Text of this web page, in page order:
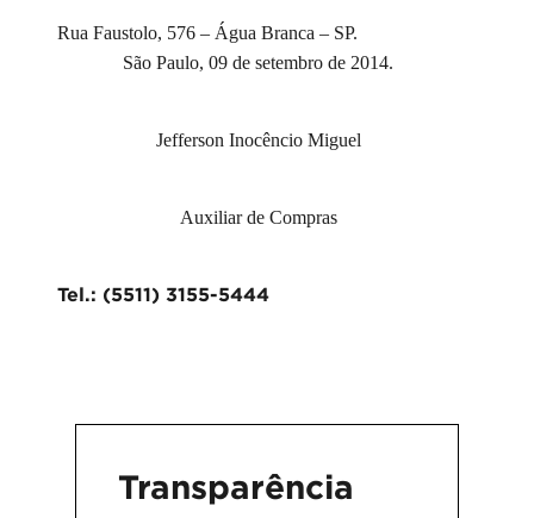
Rua Faustolo, 576 – Água Branca – SP.
São Paulo, 09 de setembro de 2014.
Jefferson Inocêncio Miguel
Auxiliar de Compras
Tel.: (5511) 3155-5444
Transparência